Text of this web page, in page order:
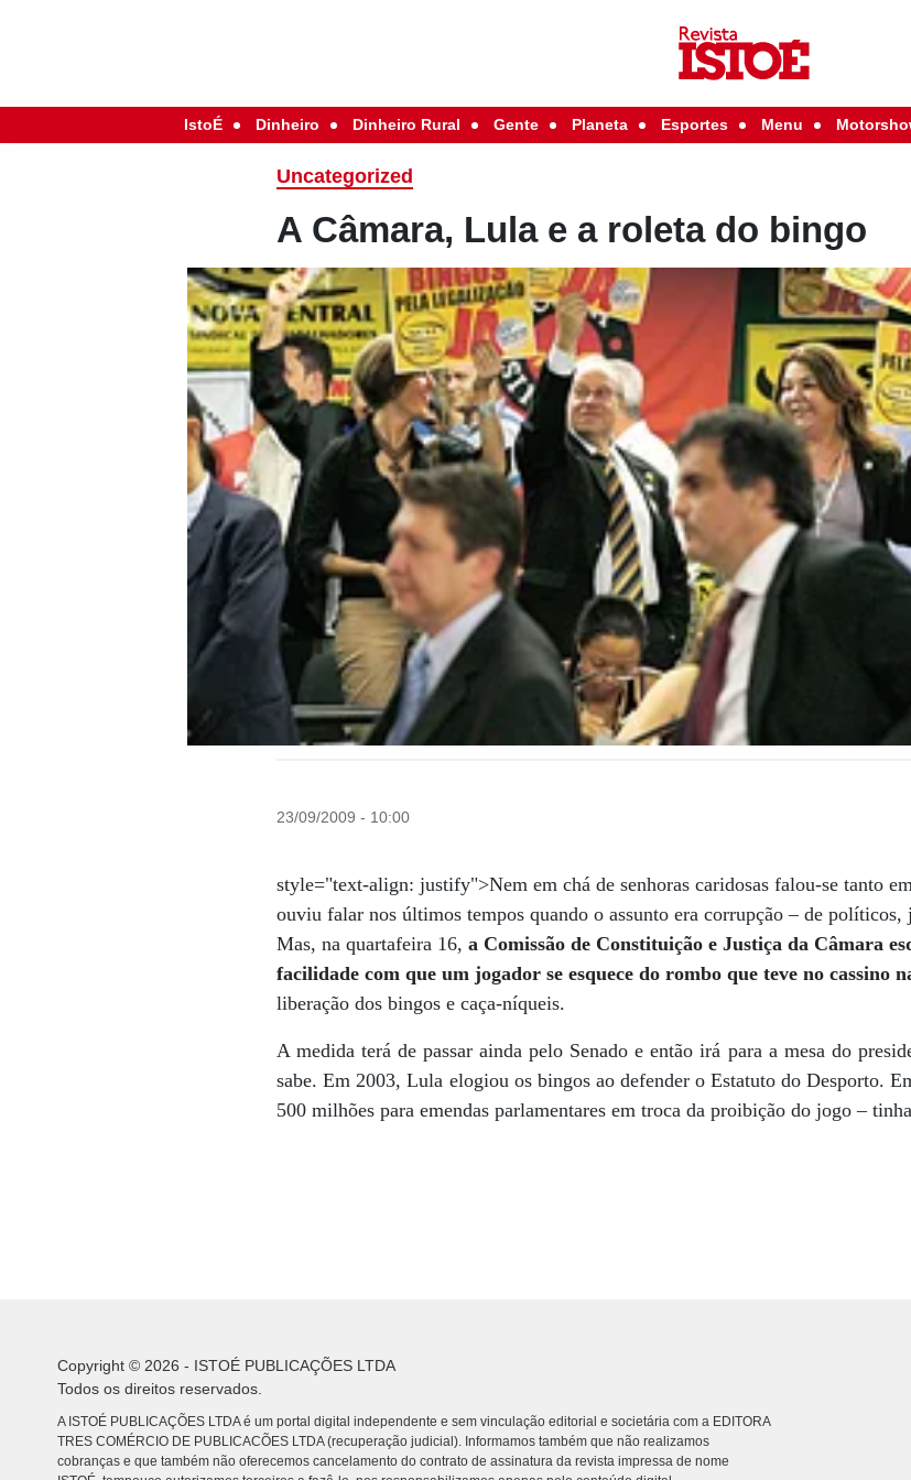
IstoÉ Dinheiro Dinheiro Rural Gente Planeta Esportes Menu
Uncategorized
A Câmara, Lula e a roleta do bingo
23/09/2009 - 10:00
style="text-align: justify">Nem em chá de senhoras caridosas falou-se tanto
ouviu falar nos últimos tempos quando o assunto era corrupção – de
Mas, na quartafeira 16,a Comissão de Constituição e Justiça da Câmara
facilidade com que um jogador se esquece do rombo que teve no cassino
liberação dos bingos e caça-níqueis.
A medida terá de passar ainda pelo Senado e então irá para a mesa do
sabe. Em 2003, Lula elogiou os bingos ao defender o Estatuto do Desporto.
500 milhões para emendas parlamentares em troca da proibição do jogo –
Copyright © 2026 - ISTOÉ PUBLICAÇÕES LTDA
Todos os direitos reservados.
A ISTOÉ PUBLICAÇÕES LTDA é um portal digital independente e sem vinculação editorial e societária com a EDITORA
TRES COMÉRCIO DE PUBLICACÕES LTDA (recuperação judicial). Informamos também que não realizamos
cobranças e que também não oferecemos cancelamento do contrato de assinatura da revista impressa de nome